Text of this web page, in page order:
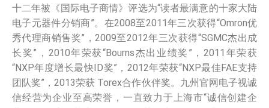
十二年被《国际电子商情》评选为“读者最满意的十家大陆
电子元器件分销商”。在2008至2011年三次获得“Omron优
秀代理商销售奖”，2009至2012年三次获得“SGMC杰出成
长奖”，2010年荣获“Bourns杰出业绩奖”，2011年荣获
“NXP年度增长最快ID奖”，2012年荣获“NXP最佳FAE支持
团队奖”，2013荣获 Torex合作伙伴奖。九州官网电子视诚
信经营为企业至高荣誉，一直致力于上海市“诚信创建企